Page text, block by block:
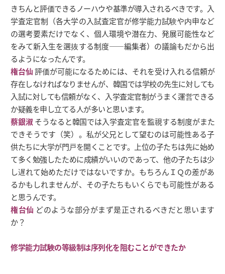
きちんと評価できるノーハウや基準が導入されるべきです。入
学査定官制（各大学の入試査定官が修学能力試験や内申など
の選考要素だけでなく、個人環境や潜在力、発展可能性など
をみて新入生を選抜する制度――編集者）の議論もだから出
るようになったんです。
権台仙評価が可能になるためには、それを受け入れる信頼が
存在しなければなりませんが、韓国では学校の先生に対しても
入試に対しても信頼がなく、入学査定官制がうまく運営できる
か疑義を申し立てる人が多いと思います。
蔡銀淑 そうなると韓国では入学査定官を監視する制度がまた
できそうです（笑）。私が父兄として望むのは可能性ある子
供たちに大学が門戸を開くことです。上位の子たちは先に始め
て多く勉強したために成績がいいのであって、他の子たちは少
し遅れて始めただけではないですか。もちろんＩＱの差があ
るかもしれませんが、その子たちもいくらでも可能性がある
と思うんです。
権台仙 どのような部分がまず是正されるべきだと思います
か？
修学能力試験の等級制は序列化を阻むことができたか